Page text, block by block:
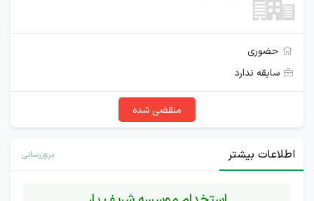
حضوری
سابقه ندارد
منقضی شده
اطلاعات بیشتر بروزرسانی